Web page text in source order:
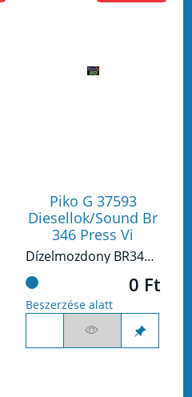
Piko G 37593
Diesellok/Sound Br
346 Press Vi
Dízelmozdony BR346 (V 60)
0 Ft
Beszerzése alatt